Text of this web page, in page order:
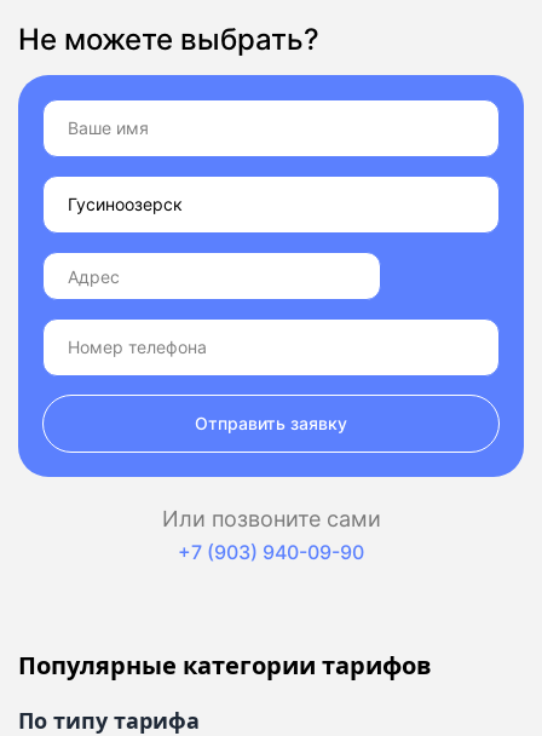
Не можете выбрать?
Отправить заявку
Или позвоните сами
+7 (903) 940-09-90
Популярные категории тарифов
По типу тарифа